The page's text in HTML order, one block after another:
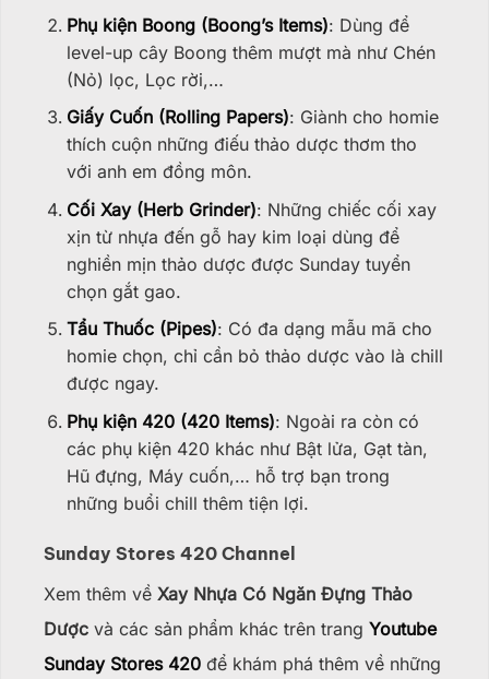
Phụ kiện Boong (Boong’s Items): Dùng để
level-up cây Boong thêm mượt mà như Chén
(Nỏ) lọc, Lọc rời,…
Giấy Cuốn (Rolling Papers): Giành cho homie
thích cuộn những điếu thảo dược thơm tho
với anh em đồng môn.
Cối Xay (Herb Grinder): Những chiếc cối xay
xịn từ nhựa đến gỗ hay kim loại dùng để
nghiền mịn thảo dược được Sunday tuyển
chọn gắt gao.
Tẩu Thuốc (Pipes): Có đa dạng mẫu mã cho
homie chọn, chỉ cần bỏ thảo dược vào là chill
được ngay.
Phụ kiện 420 (420 Items): Ngoài ra còn có
các phụ kiện 420 khác như Bật lửa, Gạt tàn,
Hũ đựng, Máy cuốn,… hỗ trợ bạn trong
những buổi chill thêm tiện lợi.
Sunday Stores 420 Channel
Xem thêm về Xay Nhựa Có Ngăn Đựng Thảo
Dược và các sản phẩm khác trên trang Youtube
Sunday Stores 420 để khám phá thêm về những